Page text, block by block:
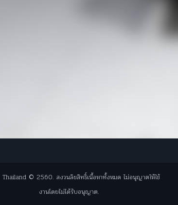
© 2560. สงวนลิขสิทธิ์เนื้อหาทั้งหมด ไม่อนุญาตให้ใช้
งานโดยไม่ได้รับอนุญาต.